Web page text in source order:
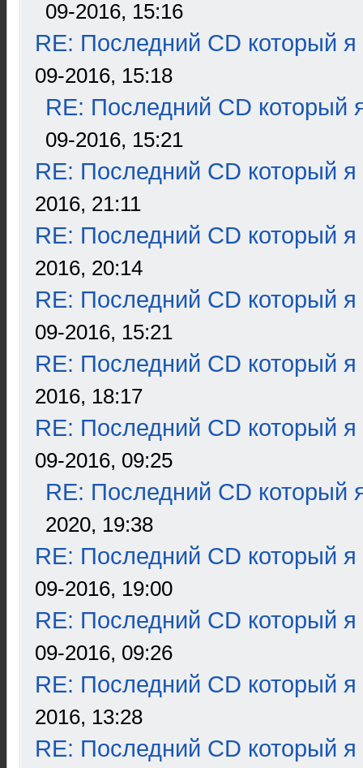
09-2016, 15:16
RE: Последний CD который я
09-2016, 15:18
RE: Последний CD который
09-2016, 15:21
RE: Последний CD который я
2016, 21:11
RE: Последний CD который я
2016, 20:14
RE: Последний CD который я
09-2016, 15:21
RE: Последний CD который я
2016, 18:17
RE: Последний CD который я
09-2016, 09:25
RE: Последний CD который
2020, 19:38
RE: Последний CD который я
09-2016, 19:00
RE: Последний CD который я
09-2016, 09:26
RE: Последний CD который я
2016, 13:28
RE: Последний CD который я